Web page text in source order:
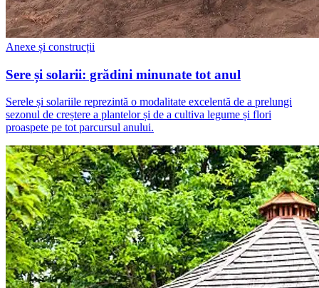
Anexe și construcții
Sere și solarii: grădini minunate tot anul
Serele și solariile reprezintă o modalitate excelentă de a prelungi
sezonul de creștere a plantelor și de a cultiva legume și flori
proaspete pe tot parcursul anului.